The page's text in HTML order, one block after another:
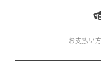
お支払い